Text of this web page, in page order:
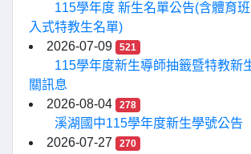
115學年度 新生名單公告(含體育
入式特教生名單)
2026-07-09
521
115學年度新生導師抽籤暨特教新
關訊息
2026-08-04
278
溪湖國中115學年度新生學號公告
2026-07-27
270